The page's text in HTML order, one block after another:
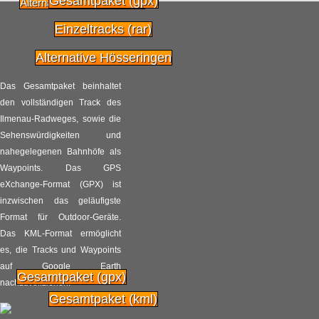
21.03
2014
neues Leben
13.03
2014
Wartungsstau bei
Touristischen
Radrouten
von Radpilot.de
21.02
2014
Gemeinsam geht’s
besser
vonRadpilot.de
16.02
2014
Bike-Lyrik
vonRadpilot.de
Alternative Altenrhein West
Einzeltracks (rar)
Alternative Hösseringen
Das Gesamtpaket beinhaltet
den vollständigen Track des
Ilmenau-Radweges, sowie die
Sehenswürdigkeiten und
nahegelegenen Bahnhöfe als
Waypoints. Das GPS
eXchange-Format (GPX) ist
inzwischen das geläufigste
Format für Outdoor-Geräte.
Das KML-Format ermöglicht
es, die Tracks und Waypoints
auf Google Earth
nachzuvollziehen.
Gesamtpaket (kml)
Gesamtpaket (gpx)